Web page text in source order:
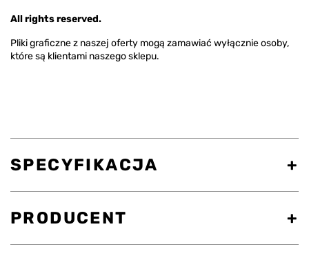
All rights reserved.
Pliki graficzne z naszej oferty mogą zamawiać wyłącznie osoby,
które są klientami naszego sklepu.
SPECYFIKACJA
PRODUCENT